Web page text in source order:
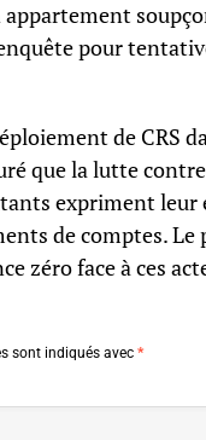
pour
de CRS
que la lutte
expriment leur
de comptes.
zéro face à ces
sont indiqués avec *